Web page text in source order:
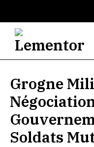
Grogne
Soldats